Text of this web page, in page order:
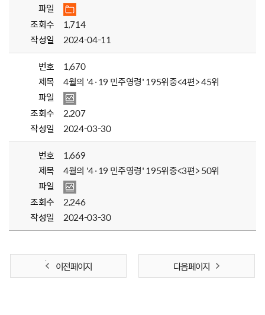
파일
조회수
1,714
작성일
2024-04-11
번호
1,670
제목
4월의 '4·19 민주영령' 195위중<4편> 45위
파일
조회수
2,207
작성일
2024-03-30
번호
1,669
제목
4월의 '4·19 민주영령' 195위중<3편> 50위
파일
조회수
2,246
작성일
2024-03-30
이전 페이지 다음 페이지